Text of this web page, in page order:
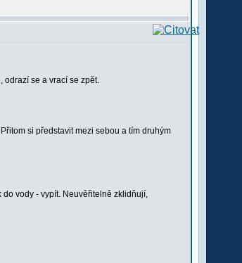
odrazí se a vrací se zpět.
si představit mezi sebou a tím druhým
do vody - vypít. Neuvěřitelně zklidňují,